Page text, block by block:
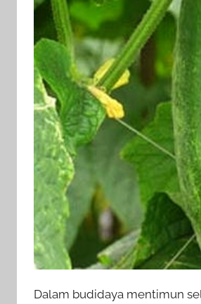
Dalam budidaya mentimun